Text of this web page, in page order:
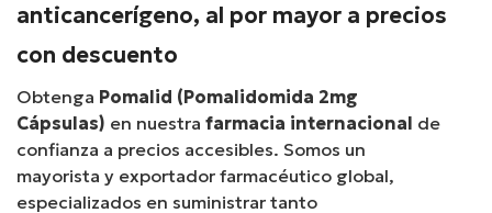
anticancerígeno, al por mayor a precios
con descuento
Obtenga Pomalid (Pomalidomida 2mg
Cápsulas) en nuestra farmacia internacional de
confianza a precios accesibles. Somos un
mayorista y exportador farmacéutico global,
especializados en suministrar tanto